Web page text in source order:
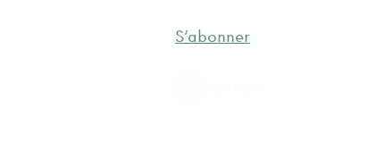
S'abonner